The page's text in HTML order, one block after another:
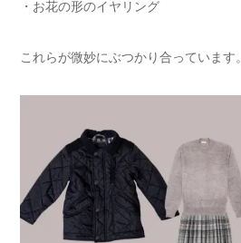
・お花の形のイヤリング
これらが微妙にぶつかり合っています。